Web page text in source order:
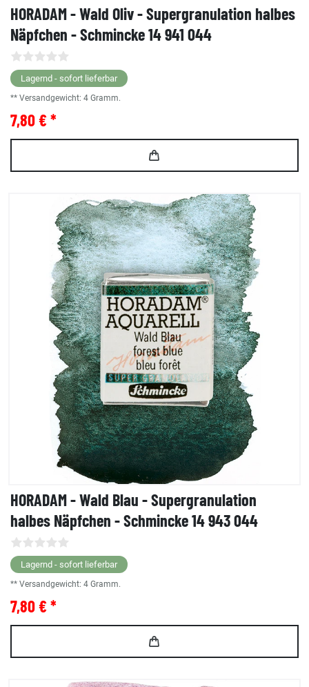
HORADAM - Wald Oliv - Supergranulation halbes
Näpfchen - Schmincke 14 941 044
Lagernd - sofort lieferbar
** Versandgewicht: 4 Gramm.
7,80 € *
HORADAM - Wald Blau - Supergranulation
halbes Näpfchen - Schmincke 14 943 044
Lagernd - sofort lieferbar
** Versandgewicht: 4 Gramm.
7,80 € *